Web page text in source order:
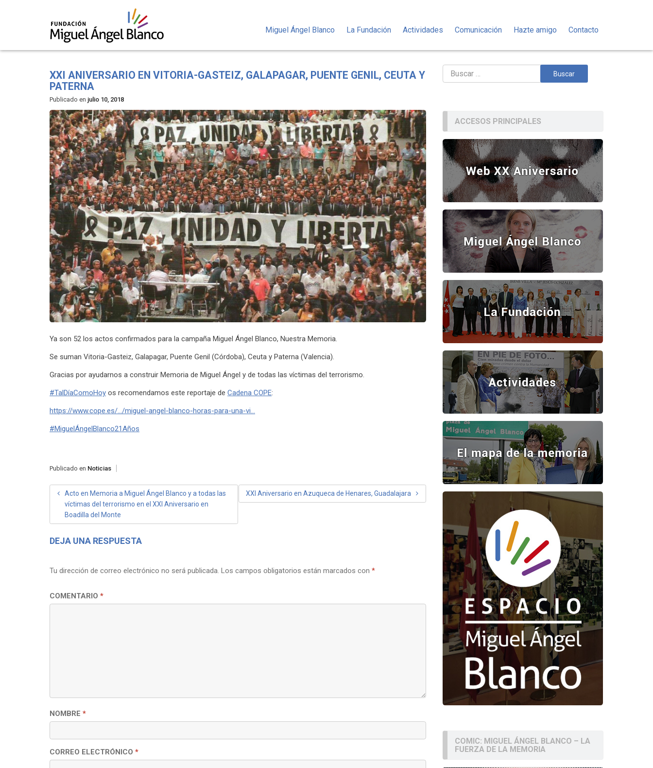
Miguel Ángel Blanco La Fundación Actividades Comunicación Hazte amigo Contacto
XXI ANIVERSARIO EN VITORIA-GASTEIZ, GALAPAGAR, PUENTE GENIL, CEUTA Y
PATERNA
Publicado en julio 10, 2018
Ya son 52 los actos confirmados para la campaña Miguel Ángel Blanco, Nuestra Memoria.
Se suman Vitoria-Gasteiz, Galapagar, Puente Genil (Córdoba), Ceuta y Paterna (Valencia).
Gracias por ayudarnos a construir Memoria de Miguel Ángel y de todas las víctimas del terrorismo.
#TalDíaComoHoy os recomendamos este reportaje de Cadena COPE:
https://www.cope.es/…/miguel-angel-blanco-horas-para-una-vi…
#MiguelÁngelBlanco21Años
Publicado en Noticias
NAVEGACIÓN
ENTRADAS
Acto en Memoria a Miguel Ángel Blanco y a todas las
víctimas del terrorismo en el XXI Aniversario en
Boadilla del Monte
XXI Aniversario en Azuqueca de Henares, Guadalajara
DEJA UNA RESPUESTA
Tu dirección de correo electrónico no será publicada. Los campos obligatorios están marcados con *
COMENTARIO *
NOMBRE *
CORREO ELECTRÓNICO *
Buscar:
ACCESOS PRINCIPALES
COMIC: MIGUEL ÁNGEL BLANCO – LA
FUERZA DE LA MEMORIA